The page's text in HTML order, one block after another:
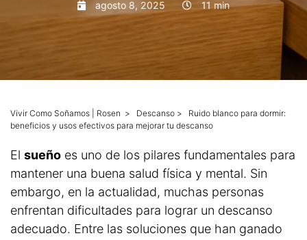
agosto 8, 2025 11 min
Vivir Como Soñamos | Rosen > Descanso > Ruido blanco para dormir:
beneficios y usos efectivos para mejorar tu descanso
El sueño es uno de los pilares fundamentales para
mantener una buena salud física y mental. Sin
embargo, en la actualidad, muchas personas
enfrentan dificultades para lograr un descanso
adecuado. Entre las soluciones que han ganado